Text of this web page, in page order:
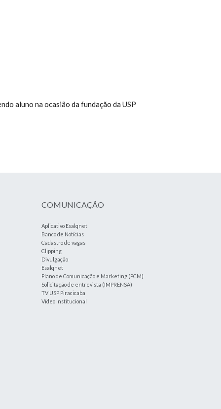
aluno na ocasião da fundação da USP
COMUNICAÇÃO
Aplicativo Esalqnet
Banco de Notícias
Cadastro de vagas
Clipping
Divulgação
Esalqnet
Plano de Comunicação e Marketing (PCM)
Solicitação de entrevista (IMPRENSA)
TV USP Piracicaba
Vídeo Institucional